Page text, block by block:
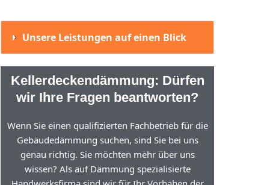
Unsere Leistungen auf einen Blick
Kellerdeckendämmung: Dürfen
wir Ihre Fragen beantworten?
Wenn Sie einen qualifizierten Fachbetrieb für die
Gebäudedämmung suchen, sind Sie bei uns
genau richtig. Sie möchten mehr über uns
wissen? Als auf Dämmung spezialisierte